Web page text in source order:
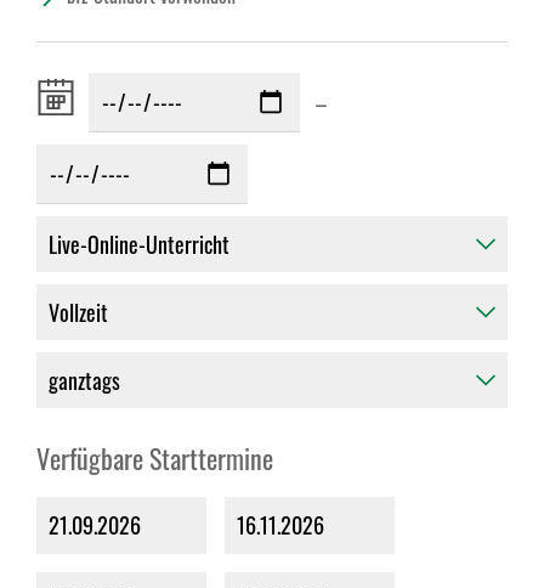
Zeitraum
von:
–
Verfügbare Starttermine
21.09.2026 16.11.2026